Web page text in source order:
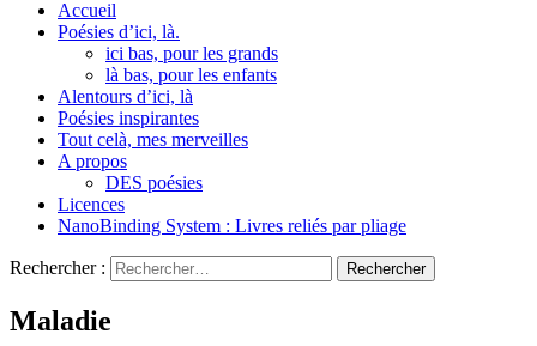
Accueil
Poésies d’ici, là.
ici bas, pour les grands
là bas, pour les enfants
Alentours d’ici, là
Poésies inspirantes
Tout celà, mes merveilles
A propos
DES poésies
Licences
NanoBinding System : Livres reliés par pliage
Rechercher :
Maladie